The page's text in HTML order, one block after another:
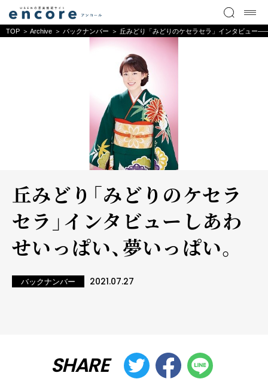
TOP Archive バックナンバー 丘みどり「みどりのケセラセラ」インタビュー
丘みどり「みどりのケセラ
セラ」インタビュー――しあわ
せいっぱい、夢いっぱい。
バックナンバー 2021.07.27
SHARE